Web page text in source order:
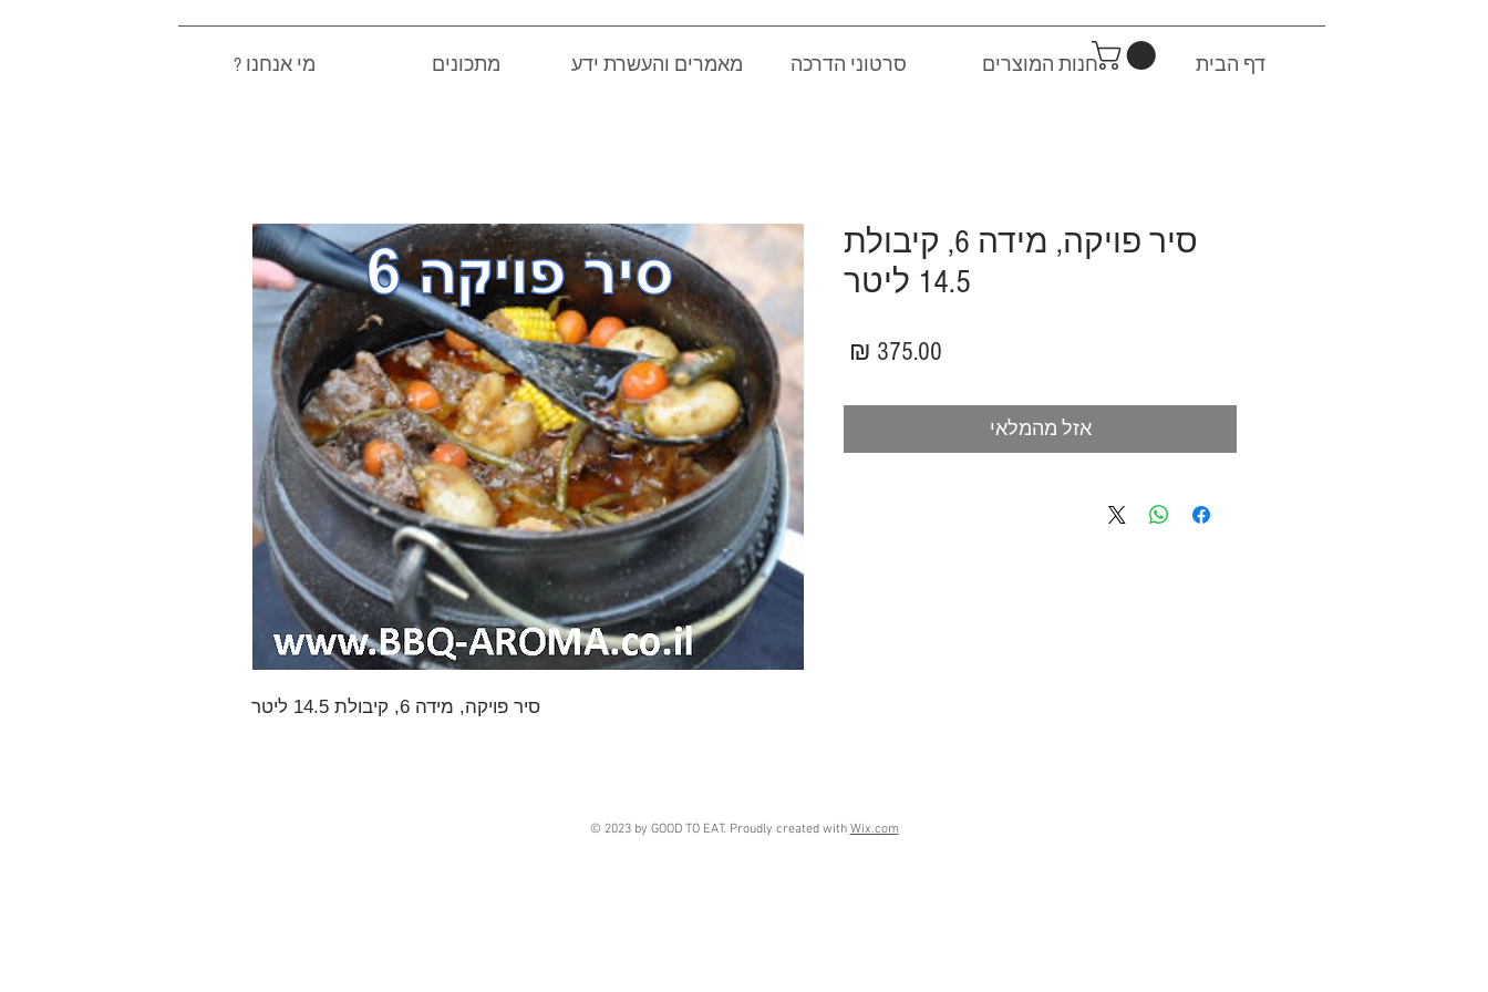
? מי אנחנו מתכונים מאמרים והעשרת ידע סרטוני הדרכה חנות המוצרים דף הבית
סיר פויקה, מידה 6, קיבולת 14.5 ליטר
סיר פויקה, מידה 6, קיבולת
14.5 ליטר
מחיר
אזל מהמלאי
© 2023 by GOOD TO EAT. Proudly created with Wix.com